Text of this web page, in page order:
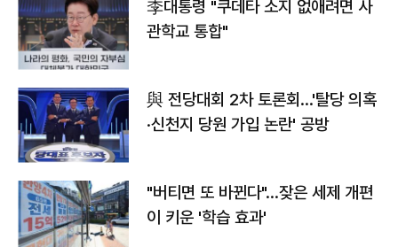
李대통령 "쿠데타 소지 없애려면 사
관학교 통합"
與 전당대회 2차 토론회…'탈당 의혹
·신천지 당원 가입 논란' 공방
"버티면 또 바뀐다"…잦은 세제 개편
이 키운 '학습 효과'